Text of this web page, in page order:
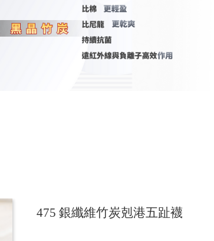
475 銀纖維竹炭剋港五趾襪